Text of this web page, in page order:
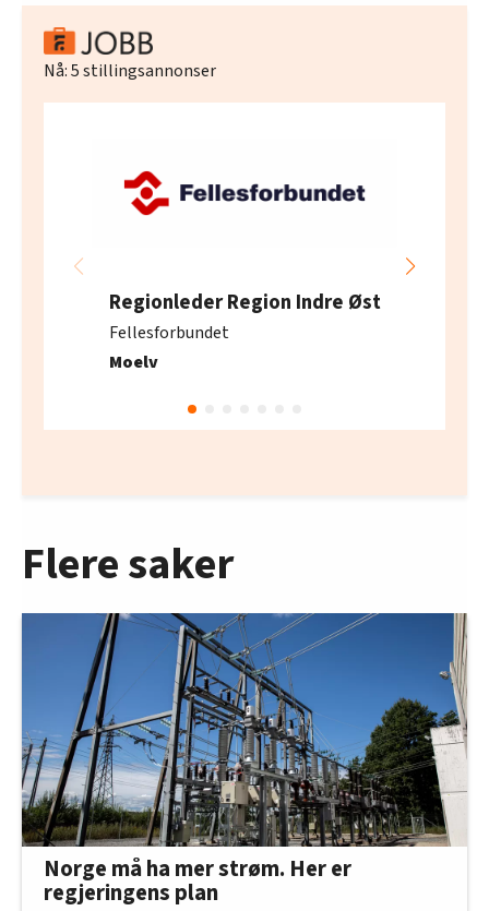
Nå:5stillingsannonser
Regionleder Region Indre Øst
Fellesforbundet
Moelv
Flere saker
Norge må ha mer strøm. Her er
regjeringens plan